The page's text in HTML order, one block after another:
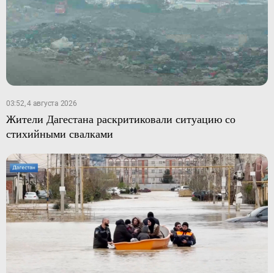
03:52, 4 августа 2026
Жители Дагестана раскритиковали ситуацию со
стихийными свалками